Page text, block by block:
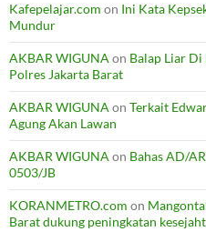
Kafepelajar.com on Ini Kata
Mundur
AKBAR WIGUNAon Balap Liar Di
Polres Jakarta Barat
AKBAR WIGUNAon Terkait
Agung Akan Lawan
AKBAR WIGUNAon Bahas AD/
0503/JB
KORANMETRO.com on
Barat dukung peningkatan